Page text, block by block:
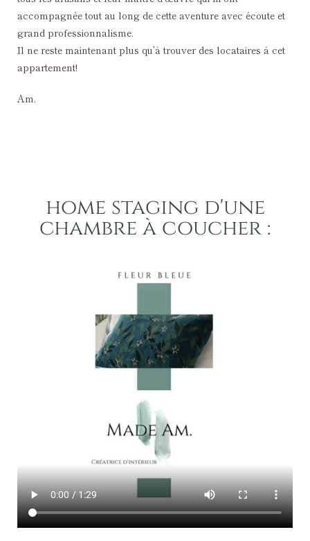
accompagnée tout au long de cette aventure avec écoute et
grand professionnalisme.
Il ne reste maintenant plus qu’à trouver des locataires à cet
appartement!
Am.
home staging d'une
chambre à coucher :